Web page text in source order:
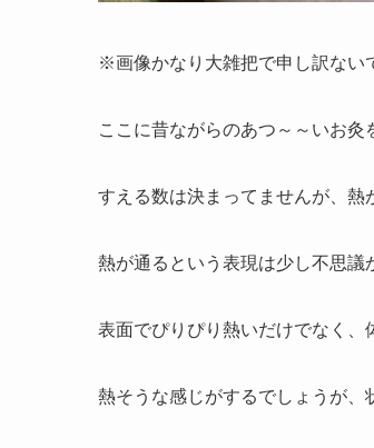
※画像かなり大雑把で申し訳ない
ここに昔ながらのあつ～～いお灸
すえる数は決まってませんが、熱
熱が通るという表現は少し不思議
表面でぴりぴり熱いだけでなく、
熱そうな感じがするでしょうが、